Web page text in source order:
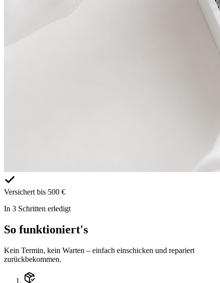
Versichert bis 500 €
In 3 Schritten erledigt
So funktioniert's
Kein Termin, kein Warten – einfach einschicken und repariert
zurückbekommen.